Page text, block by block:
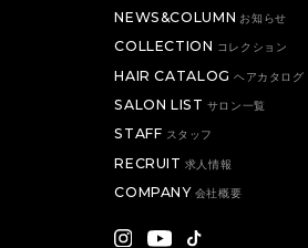
NEWS&COLUMN お知らせ
COLLECTION コレクション
HAIR CATALOG ヘアカタログ
SALON LIST サロン一覧
STAFF スタッフ
RECRUIT 求人情報
COMPANY 会社概要